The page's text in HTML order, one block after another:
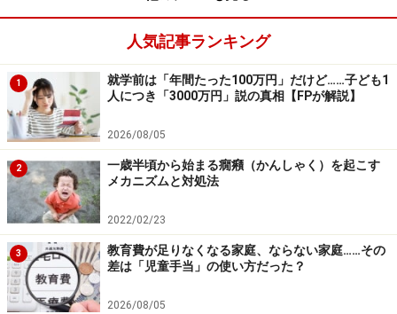
果が見えにくいことで、やる気が起きない、無意味に感
じられることもあるでしょう。特に2歳児は「今」の欲
求が強く表面に出るため、ママの話が心に届いていない
ように見えるかもしれません。
でも大丈夫。ママの声はしっかりとお子さんに届いてい
ます。それを証拠に、ある日突然今までの関わりが一本
の線となってつながる日がやってくるのです。その日が
来ることを信じて、ポイントをおさえた「点」の関わり
で、ママのエネルギーを効率よく使っていきましょう。
【関連記事】
人気記事ランキング
1
就学前は「年間たった100万円」だけど……子ども1
人につき「3000万円」説の真相【FPが解説】
2026/08/05
2
一歳半頃から始まる癇癪（かんしゃく）を起こす
メカニズムと対処法
2022/02/23
3
教育費が足りなくなる家庭、ならない家庭……その
差は「児童手当」の使い方だった？
2026/08/05